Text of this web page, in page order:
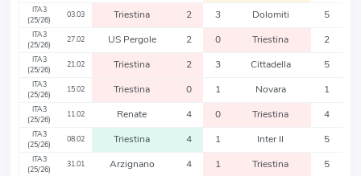
ITA3
(25/26)
03.03 Triestina 2 3 Dolomiti 5
ITA3
(25/26)
27.02 US Pergole 2 0 Triestina 2
ITA3
(25/26)
21.02 Triestina 2 3 Cittadella 5
ITA3
(25/26)
15.02 Triestina 0 1 Novara 1
ITA3
(25/26)
11.02 Renate 4 0 Triestina 4
ITA3
(25/26)
08.02 Triestina 4 1 Inter II 5
ITA3
(25/26)
31.01 Arzignano 4 1 Triestina 5